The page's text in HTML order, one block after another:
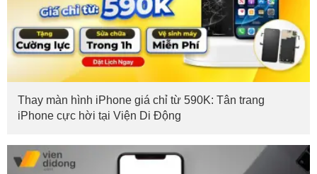
Thay màn hình iPhone giá chỉ từ 590K: Tân trang
iPhone cực hời tại Viện Di Động